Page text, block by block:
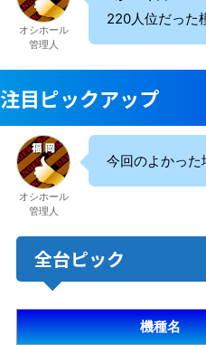
オシホール
管理人
220人位だった
注目ピックアップ
オシホール
管理人
今回のよかった
全台ピック
機種名